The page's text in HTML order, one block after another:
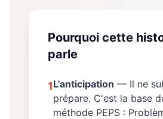
Pourquoi cette
parle
1L'anticipation — Il ne
prépare. C'est la base
méthode PEPS :